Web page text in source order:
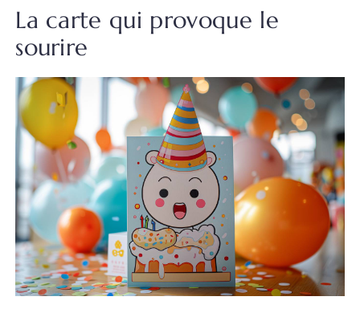
La carte qui provoque le
sourire